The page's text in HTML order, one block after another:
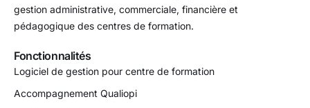
gestion administrative, commerciale, financière et
pédagogique des centres de formation.
Fonctionnalités
Logiciel de gestion pour centre de formation
Accompagnement Qualiopi